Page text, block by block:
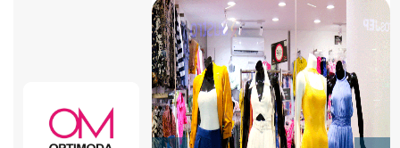
EL EPICENTRO DEL SABOR – PANADERIA Y PASTELERIA
EMPANADAS DE NICO
Fina Reposteria